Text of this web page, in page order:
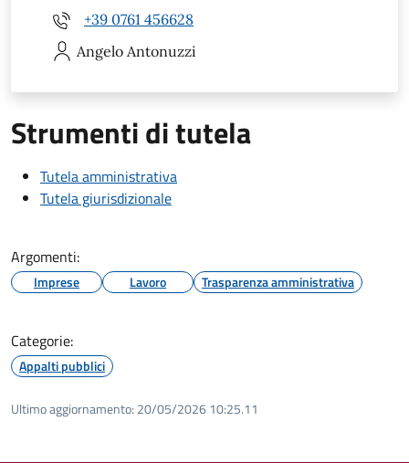
+39 0761 456628
Angelo Antonuzzi
Strumenti di tutela
Tutela amministrativa
Tutela giurisdizionale
Argomenti:
Imprese Lavoro Trasparenza amministrativa
Categorie:
Appalti pubblici
Ultimo aggiornamento: 20/05/2026 10:25.11